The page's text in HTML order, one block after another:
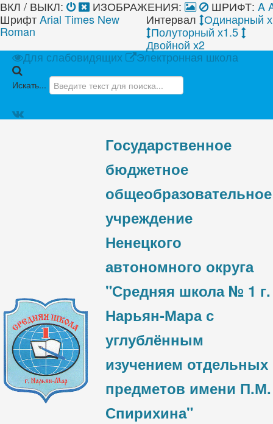
ВКЛ / ВЫКЛ: ИЗОБРАЖЕНИЯ: ШРИФТ: A
ШрифтArial Times New
Roman
Интервал Одинарный
Полуторный х1.5
Двойной х2
Для слабовидящих Электронная школа
Искать...
Государственное
бюджетное
общеобразовательное
учреждение
Ненецкого
автономного округа
"Средняя школа № 1 г.
Нарьян-Мара с
углублённым
изучением отдельных
предметов имени П.М.
Спирихина"